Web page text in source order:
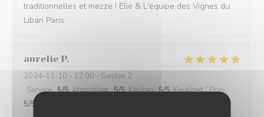
traditionnelles et mezze ! Elie & L'équipe des Vignes du
Liban Paris
aurelie P
2024-11-10 - 12:00 - Gasten 2
Service:5/5 Atmosfeer:5/5 Keuken:5/5 Kwaliteit / Prijs :
5/5